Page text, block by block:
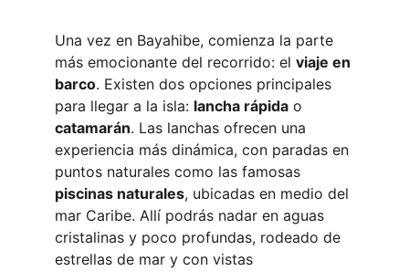
Una vez en Bayahibe, comienza la parte
más emocionante del recorrido: el viaje en
barco. Existen dos opciones principales
para llegar a la isla: lancha rápida o
catamarán. Las lanchas ofrecen una
experiencia más dinámica, con paradas en
puntos naturales como las famosas
piscinas naturales, ubicadas en medio del
mar Caribe. Allí podrás nadar en aguas
cristalinas y poco profundas, rodeado de
estrellas de mar y con vistas